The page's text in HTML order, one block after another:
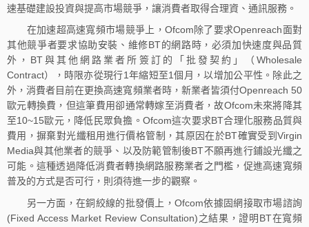
速基礎建設投資與提高市場競爭，讓消費者取得合理資、通訊服務。
在加速超高速寬頻市場競爭上，Ofcom除了要求Openreach面對
其他競爭者要求協助安裝、維修BT的網路時，必須加快速度與品質
外，BT與其他網路業者所簽訂的「批發契約」（Wholesale
Contract），時限亦從現行1年縮短至1個月，以增加公平性。除此之
外，消費者目前在更換高速寬頻業者時，新業者皆須付Openreach 50
歐元轉換費，但這筆費用卻通常轉嫁至消費者，故Ofcom未來將降其
至10~15歐元，降低民眾負擔。Ofcom這次要求BT合理化服務品質與
費用，摒棄對光纖租用進行價格管制，其原因在於BT確實受到Virgin
Media與其他業者的競爭、以及防範管制後BT不願再進行鋪設光纖之
可能。這種透過降低消費者轉換網路服務業者之門檻，促進高速寬頻
普及的方式是否可行，則須待進一步的觀察。
另一方面，在銅絞線的批發價上，Ofcom依據固網接取市場諮詢
(Fixed Access Market Review Consultation)之結果，證明BT在寬頻